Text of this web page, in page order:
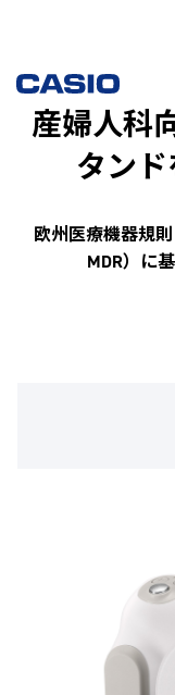
産婦人科
タン
欧州医療機器規
MDR）に